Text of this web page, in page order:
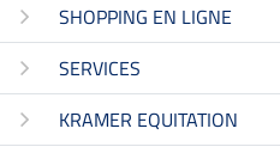
SHOPPING EN LIGNE
SERVICES
KRAMER EQUITATION